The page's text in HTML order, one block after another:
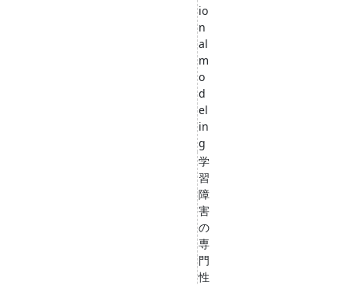
io
n
al
m
o
d
el
in
g
学
習
障
害
の
専
門
性